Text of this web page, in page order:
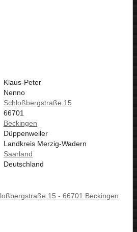
Klaus-Peter
Nenno
Schloßbergstraße 15
66701
Beckingen
Düppenweiler
Landkreis Merzig-Wadern
Saarland
Deutschland
15 - 66701 Beckingen